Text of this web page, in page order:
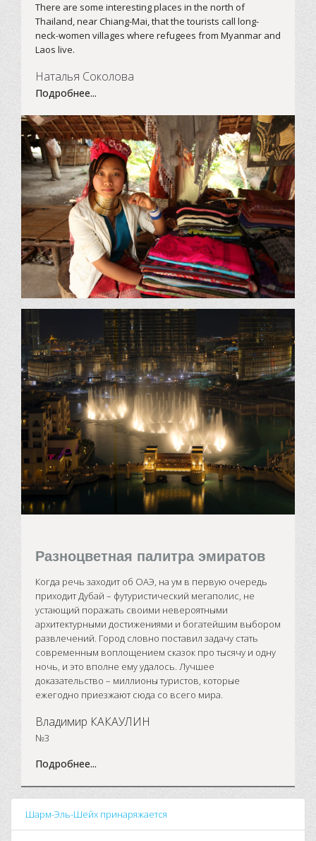
There are some interesting places in the north of
Thailand, near Chiang-Mai, that the tourists call long-
neck-women villages where refugees from Myanmar and
Laos live.
Наталья Соколова
Подробнее...
Разноцветная палитра эмиратов
Когда речь заходит об ОАЭ, на ум в первую очередь
приходит Дубай – футуристический мегаполис, не
устающий поражать своими невероятными
архитектурными достижениями и богатейшим выбором
развлечений. Город словно поставил задачу стать
современным воплощением сказок про тысячу и одну
ночь, и это вполне ему удалось. Лучшее
доказательство – миллионы туристов, которые
ежегодно приезжают сюда со всего мира.
Владимир КАКАУЛИН
№3
Подробнее...
Шарм-Эль-Шейх принаряжается